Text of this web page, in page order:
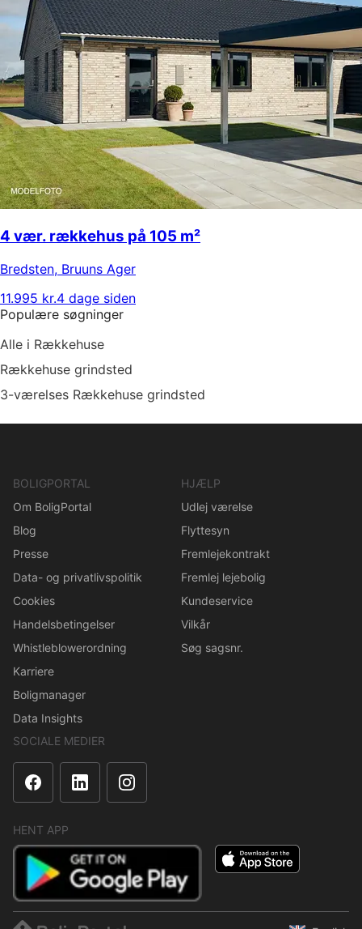
4 vær. rækkehus på 105 m²
Bredsten, Bruuns Ager
11.995 kr.4 dage siden
Populære søgninger
Alle i Rækkehuse
Rækkehuse grindsted
3-værelses Rækkehuse grindsted
BOLIGPORTAL
Om BoligPortal
Blog
Presse
Data- og privatlivspolitik
Cookies
Handelsbetingelser
Whistleblowerordning
Karriere
Boligmanager
Data Insights
HJÆLP
Udlej værelse
Flyttesyn
Fremlejekontrakt
Fremlej lejebolig
Kundeservice
Vilkår
Søg sagsnr.
SOCIALE MEDIER
HENT APP